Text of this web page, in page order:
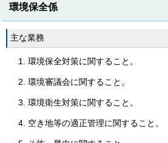
環境保全係
主な業務
環境保全対策に関すること。
環境審議会に関すること。
環境衛生対策に関すること。
空き地等の適正管理に関すること。